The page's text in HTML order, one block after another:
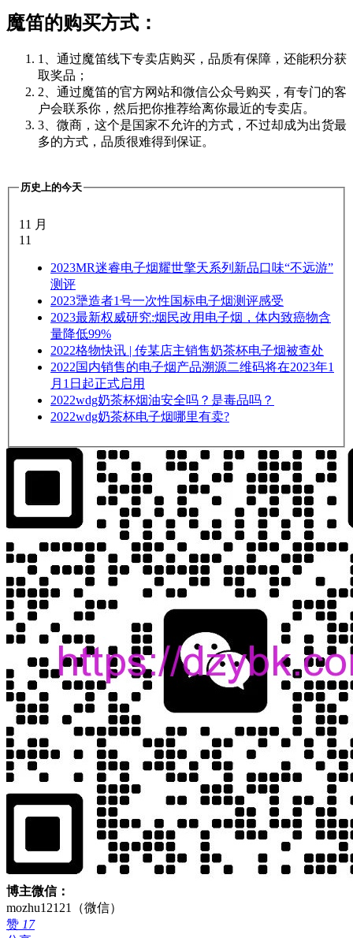
魔笛的购买方式：
1、通过魔笛线下专卖店购买，品质有保障，还能积分获
取奖品；
2、通过魔笛的官方网站和微信公众号购买，有专门的客
户会联系你，然后把你推荐给离你最近的专卖店。
3、微商，这个是国家不允许的方式，不过却成为出货最
多的方式，品质很难得到保证。
历史上的今天
11 月
11
2023MR迷睿电子烟耀世擎天系列新品口味“不远游”
测评
2023犟造者1号一次性国标电子烟测评感受
2023最新权威研究:烟民改用电子烟，体内致癌物含
量降低99%
2022格物快讯 | 传某店主销售奶茶杯电子烟被查处
2022国内销售的电子烟产品溯源二维码将在2023年1
月1日起正式启用
2022wdg奶茶杯烟油安全吗？是毒品吗？
2022wdg奶茶杯电子烟哪里有卖?
博主微信：
mozhu12121（微信）
赞 17